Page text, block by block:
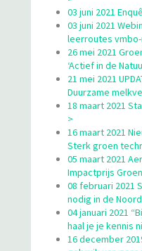
03 juni 2021
03 juni 2021
leerroutes
26 mei 2021
‘Actief in de
21 mei 2021
Duurzame
18 maart 2021
>
16 maart 2021
Sterk groen
05 maart 2021
Impactprijs
08 februari 2021
nodig in de
04 januari 2021
haal je je kennis
16 december